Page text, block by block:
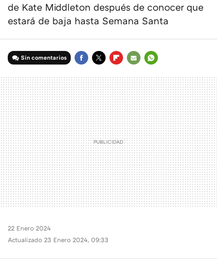
de Kate Middleton después de conocer que
estará de baja hasta Semana Santa
Sin comentarios
MAIL
22 Enero 2024
Actualizado 23 Enero 2024, 09:33